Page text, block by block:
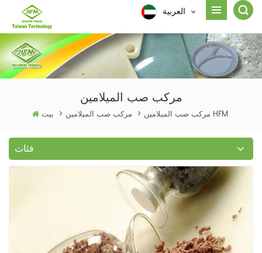
العربية
مركب صب الميلامين
بيت > مركب صب الميلامين > مركب صب الميلامين HFM
فئات